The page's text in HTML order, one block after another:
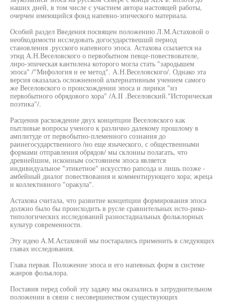
наших дней, в том числе с участием автора настоящей работы,
очерчен имеющийся фонд напевно-эпического материала.
Особий раздел Введения посвящен положению Л.М.Астаховой о
необходимости исследовать догосударствешшй период
становления .русского напевного эпоса. Астахова ссылается на
этюд А.Н.Веселовского о первобытном певце-повествователе,
лиро-эпическая кантилена которого могла стать "зародышем
эпоса" /"Мифология и ее метод". А.Н.Веселовского/. Однако эта
версия оказалась осложненной альтернативным учением самого
же Веселовского о происхождении эпоса и лирики "из
первобытного обрядового хора" /А.II .Веселовский."Историческая
поэтика"/.
Расценив расхождение двух концепции Веселовского как
пытливые вопросы ученого к различно далекому прошлому в
амплитуде от первобытно-племенного сознания до
раинегосударственного /но еще языческого, с общественными
формами отправления обрядов/ мы склонны полагать, что
древнейшим, исконным состоянием эпоса является
индивидуальное "этикетное" искусство рапсода и лишь позже -
амбейный диалог повествования и комментирующего хора; жреца
и коллективного "оракула".
Астахова считала, что развитие концепции формирования эпоса
должно было бы происходить в русле сравнительных исто-рико-
типологических исследований разностадиальных фольклорных
культур современности.
Эту идею А.М.Астаховой мы постарались применить в следующих
главах исследования.
Глава первая. Положение эпоса и его напевных форм в системе
жанров фольклора.
Поставив перед собой эту задачу мы оказались в затруднительном
положении в связи с несовершенством существующих